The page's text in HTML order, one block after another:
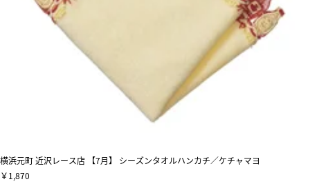
横浜元町 近沢レース店 【7月】 シーズンタオルハンカチ／ケチャマヨ
￥1,870